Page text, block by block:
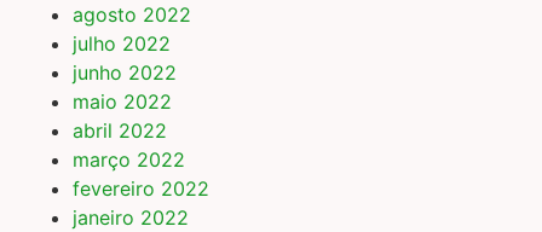
agosto 2022
julho 2022
junho 2022
maio 2022
abril 2022
março 2022
fevereiro 2022
janeiro 2022